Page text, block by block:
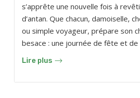
s’apprête une nouvelle fois à
d’antan. Que chacun, damoiselle,
ou simple voyageur, prépare son
besace : une journée de fête et de
Lire plus